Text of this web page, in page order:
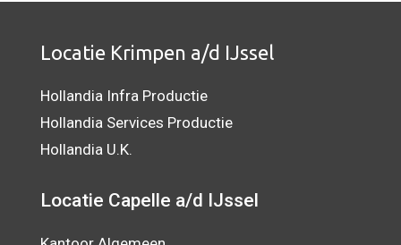
Locatie Krimpen a/d IJssel
Hollandia Infra Productie
Hollandia Services Productie
Hollandia U.K.
Locatie Capelle a/d IJssel